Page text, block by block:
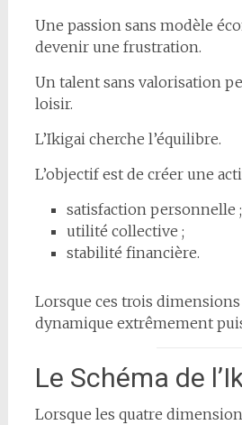
Une passion sans modèle
devenir une frustration.
Un talent sans valorisation
loisir.
L’Ikigai cherche l’équilibre.
L’objectif est de créer une
satisfaction personnelle ;
utilité collective ;
stabilité financière.
Lorsque ces trois
dynamique extrêmement
Le Schéma de
Lorsque les quatre